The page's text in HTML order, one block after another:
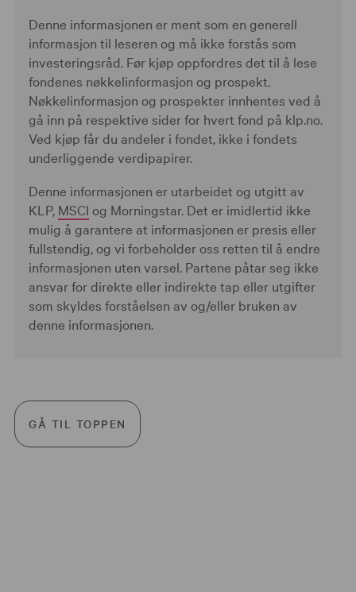
Denne informasjonen er ment som en generell
informasjon til leseren og må ikke forstås som
investeringsråd. Før kjøp oppfordres det til å lese
fondenes nøkkelinformasjon og prospekt.
Nøkkelinformasjon og prospekter innhentes ved å
gå inn på respektive sider for hvert fond på klp.no.
Ved kjøp får du andeler i fondet, ikke i fondets
underliggende verdipapirer.
Denne informasjonen er utarbeidet og utgitt av
KLP, MSCI og Morningstar. Det er imidlertid ikke
mulig å garantere at informasjonen er presis eller
fullstendig, og vi forbeholder oss retten til å endre
informasjonen uten varsel. Partene påtar seg ikke
ansvar for direkte eller indirekte tap eller utgifter
som skyldes forståelsen av og/eller bruken av
denne informasjonen.
GÅ TIL TOPPEN